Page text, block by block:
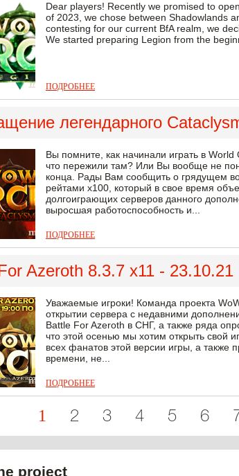
Dear players! Recently we promised to
of 2023, we chose between Shadowlands
contesting for our current BfA realm, we
We started preparing Legion from the
ПОДРОБНЕЕ
легендарного
Вы помните, как начинали играть в
что пережили там? Или Вы вообще не
конца. Рады Вам сообщить о грядущем
рейтами х100, который в свое время
долгоиграющих серверов данного
выросшая работоспособность и...
ПОДРОБНЕЕ
Azeroth 8.3.7 x11 - 23.10.21
Уважаемые игроки! Команда проекта
открытии сервера с недавними
Battle For Azeroth в СНГ, а также ряда
что этой осенью мы хотим открыть свой
всех фанатов этой версии игры, а также
времени, не...
ПОДРОБНЕЕ
1 2 3 4 5 6 7
project